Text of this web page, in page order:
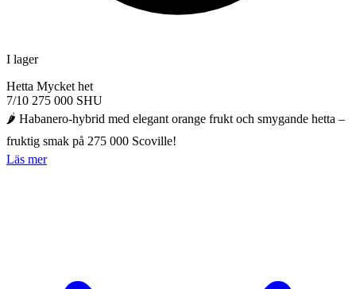
I lager
Hetta Mycket het
7/10 275 000 SHU
🌶️ Habanero-hybrid med elegant orange frukt och smygande hetta –
fruktig smak på 275 000 Scoville!
Läs mer